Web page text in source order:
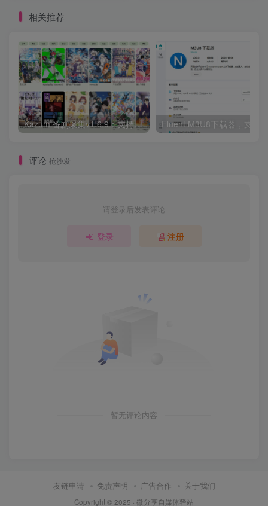
相关推荐
Kazumi番剧采集v1.6.9：支持自定义规则+在线观看+弹幕，跨平台下载 Fluent M3U8下载器，支持
评论 抢沙发
请登录后发表评论
登录 注册
暂无评论内容
友链申请 免责声明 广告合作 关于我们
Copyright © 2025 · 微分享自媒体驿站